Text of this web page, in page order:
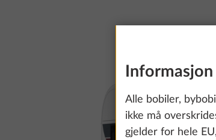
Alle bobiler,
ikke må
gjelder for hele